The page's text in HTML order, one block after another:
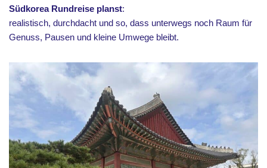
Südkorea Rundreise planst:
realistisch, durchdacht und so, dass unterwegs noch Raum für
Genuss, Pausen und kleine Umwege bleibt.